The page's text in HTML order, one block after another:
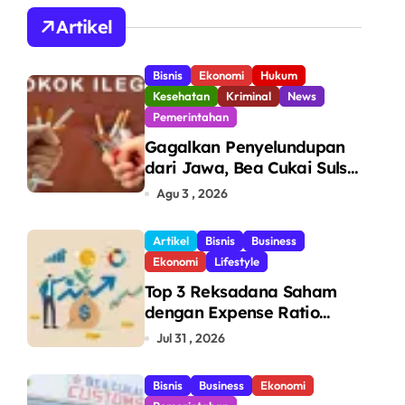
Artikel
Bisnis Ekonomi
Hukum
Kesehatan
Kriminal
News
Pemerintahan
Gagalkan Penyelundupan
dari Jawa, Bea Cukai Sulsel
Sita 7,8 Juta Batang Rokok
di Makassar
Agu 3 , 2026
Artikel Bisnis
Business
Ekonomi
Lifestyle
Top 3 Reksadana Saham
dengan Expense Ratio
Terendah
Jul 31 , 2026
Bisnis Business
Ekonomi